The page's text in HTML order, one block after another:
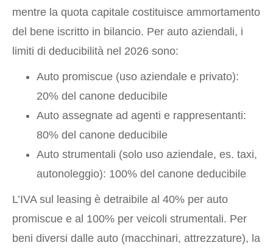
mentre la quota capitale costituisce ammortamento
del bene iscritto in bilancio. Per auto aziendali, i
limiti di deducibilità nel 2026 sono:
Auto promiscue (uso aziendale e privato):
20% del canone deducibile
Auto assegnate ad agenti e rappresentanti:
80% del canone deducibile
Auto strumentali (solo uso aziendale, es. taxi,
autonoleggio): 100% del canone deducibile
L’IVA sul leasing è detraibile al 40% per auto
promiscue e al 100% per veicoli strumentali. Per
beni diversi dalle auto (macchinari, attrezzature), la